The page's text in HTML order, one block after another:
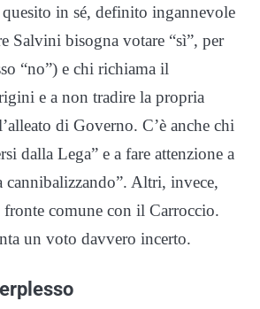
quesito in sé, definito ingannevole
Salvini bisogna votare “sì”, per
“no”) e chi richiama il
e a non tradire la propria
di Governo. C’è anche chi
dalla Lega” e a fare attenzione a
cannibalizzando”. Altri, invece,
comune con il Carroccio.
un voto davvero incerto.